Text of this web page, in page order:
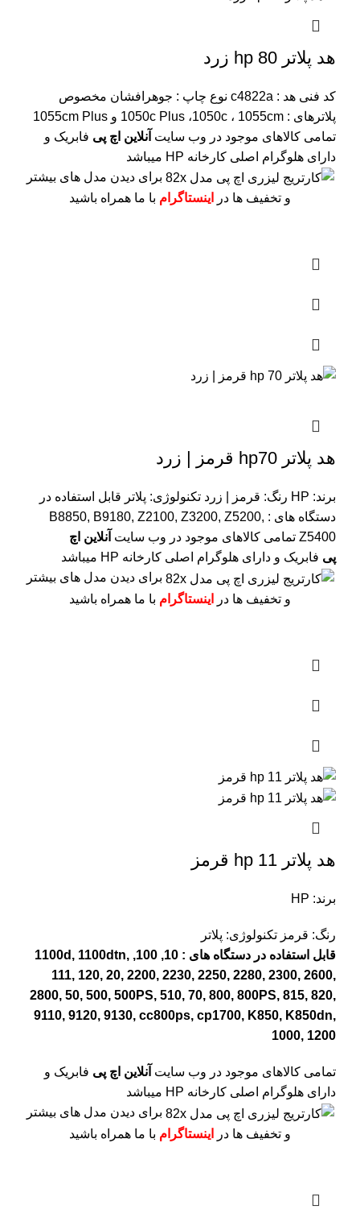
هد پلاتر 80 hp زرد
کد فنی هد : c4822a نوع چاپ : جوهرافشان مخصوص
پلاترهای : 1050c Plus ،1050c ، 1055cm و 1055cm Plus
تمامی کالاهای موجود در وب سایت آنلاین اچ پی فابریک و
دارای هلوگرام اصلی کارخانه HP میباشد
برای دیدن مدل های بیشتر
و تخفیف ها در
اینستاگرام با ما همراه باشید
هد پلاتر hp70 قرمز | زرد
برند: HP رنگ: قرمز | زرد تکنولوژی: پلاتر قابل استفاده در
دستگاه های : B8850, B9180, Z2100, Z3200, Z5200,
Z5400 تمامی کالاهای موجود در وب سایت آنلاین اچ
پی فابریک و دارای هلوگرام اصلی کارخانه HP میباشد
برای دیدن مدل های بیشتر
و تخفیف ها در
اینستاگرام با ما همراه باشید
هد پلاتر 11 hp قرمز
برند: HP
رنگ: قرمز تکنولوژی: پلاتر
قابل استفاده در دستگاه های : 10, 100, 1100d, 1100dtn,
111, 120, 20, 2200, 2230, 2250, 2280, 2300, 2600,
2800, 50, 500, 500PS, 510, 70, 800, 800PS, 815, 820,
9110, 9120, 9130, cc800ps, cp1700, K850, K850dn,
1000, 1200
تمامی کالاهای موجود در وب سایت آنلاین اچ پی فابریک و
دارای هلوگرام اصلی کارخانه HP میباشد
برای دیدن مدل های بیشتر
و تخفیف ها در
اینستاگرام با ما همراه باشید